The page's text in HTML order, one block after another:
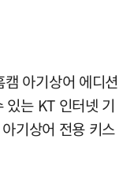
아기상어 에디션
있는 KT 인터넷 기
기상어 전용 키스